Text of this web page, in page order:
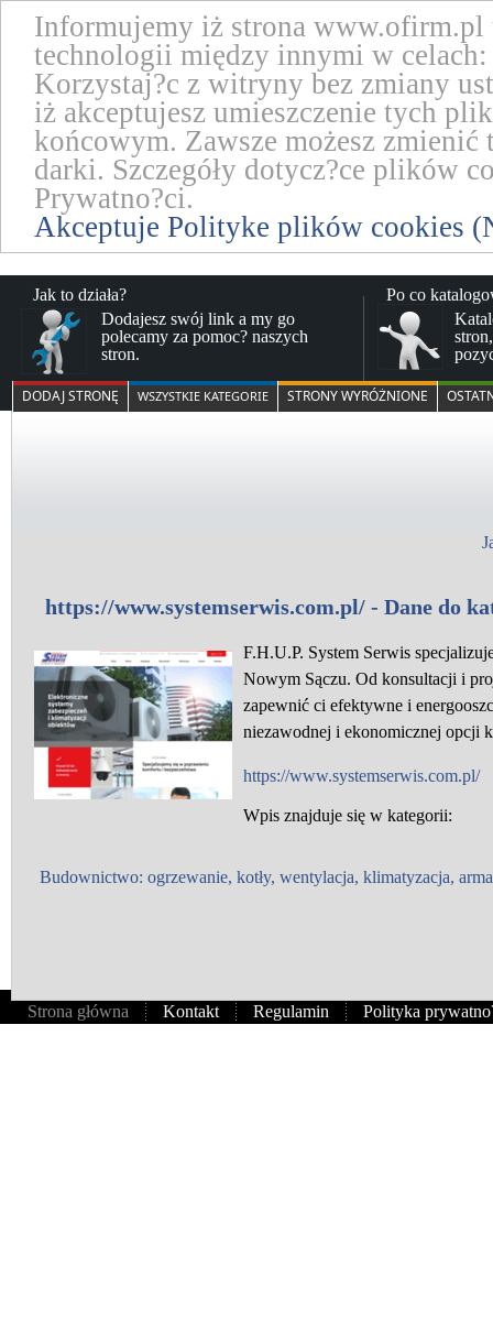
Informujemy iż strona
technologii między innymi w celach:
Korzystaj?c z witryny bez zmiany
iż akceptujesz umieszczenie tych
końcowym. Zawsze możesz
darki. Szczegóły dotycz?ce plików
Prywatno?ci.
Akceptuje Polityke plików cookies
Jak to działa?
Dodajesz swój link a my go
polecamy za pomoc? naszych
stron.
Po co
DODAJ STRONĘ WSZYSTKIE KATEGORIE STRONY WYRÓŻNIONE
https://www.systemserwis.com.pl/ - Dane do
F.H.U.P. System Serwis
Nowym Sączu. Od konsultacji i
zapewnić ci efektywne i
niezawodnej i ekonomicznej opcji
https://www.systemserwis.com.pl/
Wpis znajduje się w kategorii:
Budownictwo: ogrzewanie, kotły, wentylacja, klimatyzacja,
Strona główna Kontakt Regulamin Polityka